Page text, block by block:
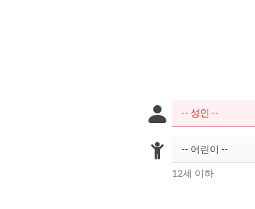
12세 이하